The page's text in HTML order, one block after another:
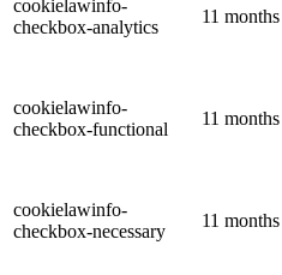
cookielawinfo-
checkbox-analytics
11 months
cookielawinfo-
checkbox-functional
11 months
cookielawinfo-
checkbox-necessary
11 months